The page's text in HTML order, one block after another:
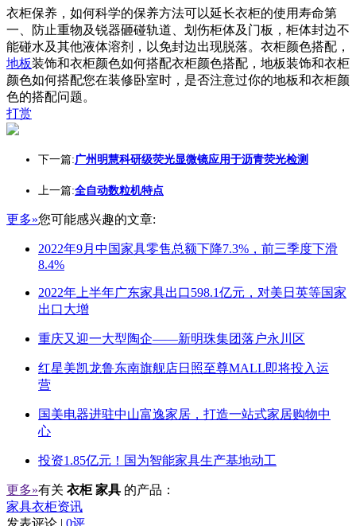
衣柜保养，如何科学的保养方法可以延长衣柜的使用寿命第
一、防止重物及锐器砸碰轨道、划伤柜体及门板，柜体封边不
能碰水及其他液体溶剂，以免封边出现脱落。衣柜颜色搭配，
地板装饰和衣柜颜色如何搭配衣柜颜色搭配，地板装饰和衣柜
颜色如何搭配您在装修卧室时，是否注意过你的地板和衣柜颜
色的搭配问题。
打赏
下一篇:广州明慧科研级荧光显微镜应用于沥青荧光检测
上一篇:全自动数粒机特点
更多»您可能感兴趣的文章:
2022年9月中国家具零售总额下降7.3%，前三季度下滑
8.4%
2022年上半年广东家具出口598.1亿元，对美日英等国家
出口大增
重庆又迎一大型陶企——新明珠集团落户永川区
红星美凯龙鲁东南旗舰店日照至尊MALL即将投入运
营
国美电器进驻中山富逸家居，打造一站式家居购物中
心
投资1.85亿元！国为智能家具生产基地动工
更多»有关 衣柜 家具 的产品：
家具衣柜资讯
发表评论 | 0评